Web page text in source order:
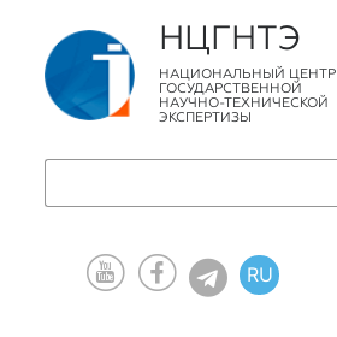
НЦГНТЭ
НАЦИОНАЛЬНЫЙ ЦЕНТР
ГОСУДАРСТВЕННОЙ
НАУЧНО-ТЕХНИЧЕСКОЙ
ЭКСПЕРТИЗЫ
RU